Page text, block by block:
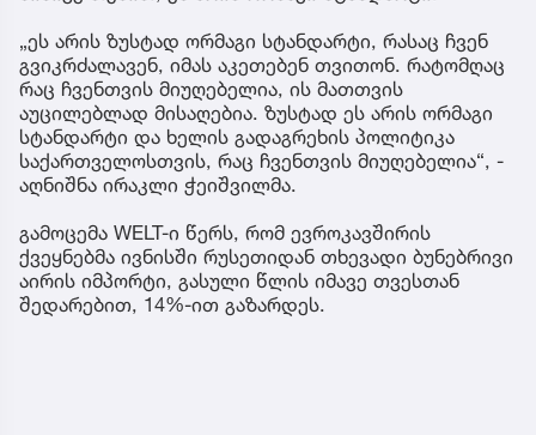
„ეს არის ზუსტად ორმაგი სტანდარტი, რასაც ჩვენ
გვიკრძალავენ, იმას აკეთებენ თვითონ. რატომღაც
რაც ჩვენთვის მიუღებელია, ის მათთვის
აუცილებლად მისაღებია. ზუსტად ეს არის ორმაგი
სტანდარტი და ხელის გადაგრეხის პოლიტიკა
საქართველოსთვის, რაც ჩვენთვის მიუღებელია“, -
აღნიშნა ირაკლი ჭეიშვილმა.
გამოცემა WELT-ი წერს, რომ ევროკავშირის
ქვეყნებმა ივნისში რუსეთიდან თხევადი ბუნებრივი
აირის იმპორტი, გასული წლის იმავე თვესთან
შედარებით, 14%-ით გაზარდეს.